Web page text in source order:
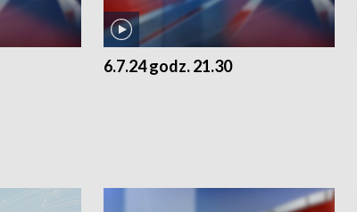
6.7.24 godz. 21.30